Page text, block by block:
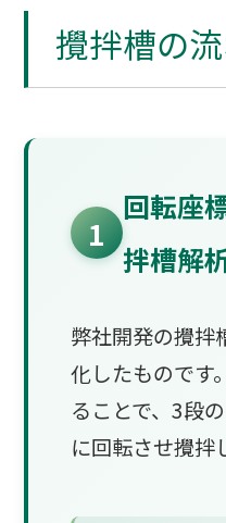
攪拌槽の
1
回転座
拌槽解
弊社開発の攪拌
化したものです。
ることで、3段
に回転させ攪拌